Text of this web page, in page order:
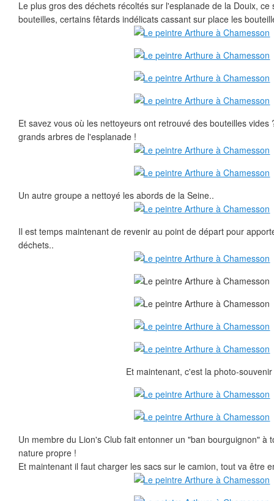
Le plus gros des déchets récoltés sur l'esplanade de la Douix, ce
bouteilles, certains fêtards indélicats cassant sur place les
Et savez vous où les nettoyeurs ont retrouvé des bouteilles vides
grands arbres de l'esplanade !
Un autre groupe a nettoyé les abords de la Seine..
Il est temps maintenant de revenir au point de départ pour
déchets..
Et maintenant, c'est la photo-
Un membre du Lion's Club fait entonner un "ban bourguignon" à
nature propre !
Et maintenant il faut charger les sacs sur le camion, tout va être